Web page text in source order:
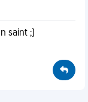
saint ;)